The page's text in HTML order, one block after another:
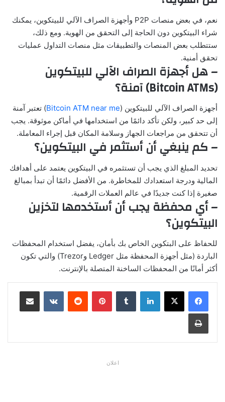
نعم، في بعض منصات P2P وأجهزة الصراف الآلي للبيتكوين، يمكنك
شراء البيتكوين دون الحاجة إلى التحقق من الهوية. ومع ذلك،
ستتطلب بعض المنصات والتطبيقات مثل منصات التداول عمليات
تحقق أمنية.
– هل أجهزة الصراف الآلي للبيتكوين
(Bitcoin ATMs) آمنة؟
أجهزة الصراف الآلي للبيتكوين (Bitcoin ATM near me) تعتبر آمنة
إلى حد كبير، ولكن تأكد دائمًا من استخدامها في أماكن موثوقة. يجب
أن تتحقق من مراجعات الجهاز وسلامة المكان قبل إجراء المعاملة.
– كم ينبغي أن أستثمر في البيتكوين؟
تحديد المبلغ الذي يجب أن تستثمره في البيتكوين يعتمد على أهدافك
المالية ودرجة استعدادك للمخاطرة. من الأفضل دائمًا أن تبدأ بمبالغ
صغيرة إذا كنت جديدًا في عالم العملات الرقمية.
– أي محفظة يجب أن أستخدمها لتخزين
البيتكوين؟
للحفاظ على البتكوين الخاص بك بأمان، يفضل استخدام المحفظات
الباردة (مثل أجهزة المحفظة مثل Ledger وTrezor) والتي تكون
أكثر أمانًا من المحفظات الساخنة المتصلة بالإنترنت.
لينكدإن بينتيريست مشاركة عبر البريد
طباعة
اعلان